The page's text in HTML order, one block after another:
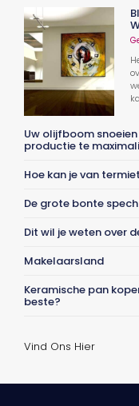
Uw olijfboom
productie te
Hoe kan je van
De grote bonte
Dit wil je weten over
Makelaarsland
Keramische pan
beste?
Vind Ons Hier